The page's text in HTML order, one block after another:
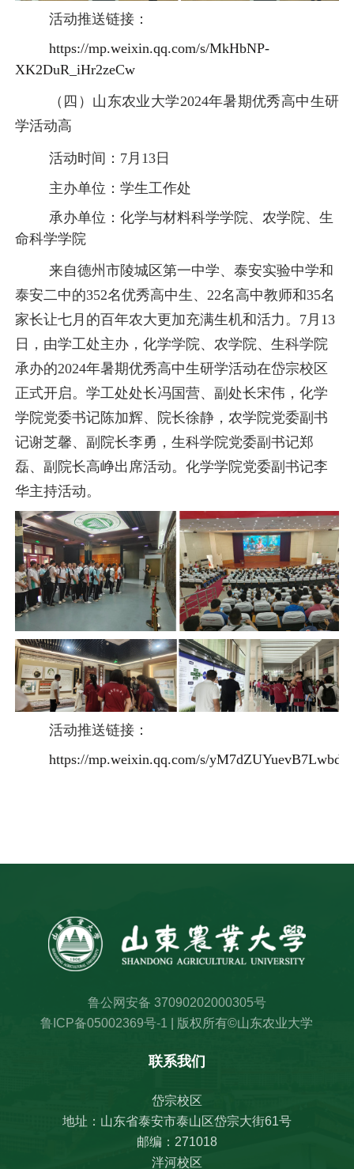
活动推送链接：
https://mp.weixin.qq.com/s/MkHbNP-
XK2DuR_iHr2zeCw
（四）山东农业大学2024年暑期优秀高中生研
学活动高
活动时间： 7月13日
主办单位：学生工作处
承办单位：化学与材料科学学院、农学院、生
命科学学院
来自德州市陵城区第一中学、泰安实验中学和
泰安二中的352名优秀高中生、22名高中教师和35名
家长让七月的百年农大更加充满生机和活力。7月13
日，由学工处主办，化学学院、农学院、生科学院
承办的2024年暑期优秀高中生研学活动在岱宗校区
正式开启。学工处处长冯国营、副处长宋伟，化学
学院党委书记陈加辉、院长徐静，农学院党委副书
记谢芝馨、副院长李勇，生科学院党委副书记郑
磊、副院长高峥出席活动。化学学院党委副书记李
华主持活动。
活动推送链接：
https://mp.weixin.qq.com/s/
鲁公网安备 37090202000305号
鲁ICP备05002369号-1 | 版权所有©山东农业大学
联系我们
岱宗校区
地址：山东省泰安市泰山区岱宗大街61号
邮编：271018
泮河校区